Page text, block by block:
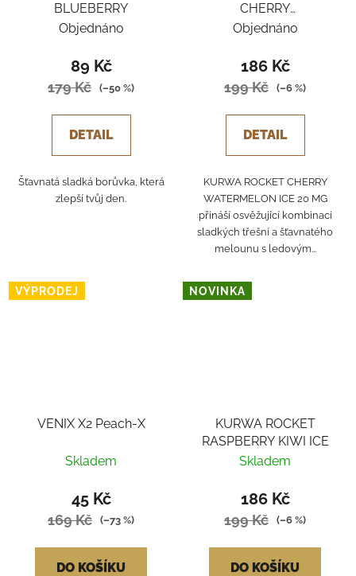
BLUEBERRY
Objednáno
89 Kč
179 Kč (–50 %)
DETAIL
Šťavnatá sladká borůvka, která
zlepší tvůj den.
CHERRY
WATERMELON ICE
Objednáno
186 Kč
199 Kč (–6 %)
DETAIL
KURWA ROCKET CHERRY
WATERMELON ICE 20 MG
přináší osvěžující kombinaci
sladkých třešní a šťavnatého
melounu s ledovým...
VÝPRODEJ
VENIX X2 Peach-X
Skladem
45 Kč
169 Kč (–73 %)
DO KOŠÍKU
NOVINKA
KURWA ROCKET
RASPBERRY KIWI ICE
Skladem
186 Kč
199 Kč (–6 %)
DO KOŠÍKU